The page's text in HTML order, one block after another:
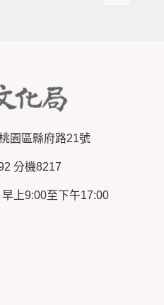
園區縣府路21號
分機8217
上9:00至下午17:00